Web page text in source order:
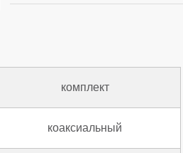
комплект
коаксиальный